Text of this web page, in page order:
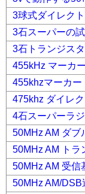
3球式ダイレク
3石スーパーの
3石トランジス
455kHz マーカ
455khzマーカ
475khz ダイレ
4石スーパーラ
50MHz AM ダブ
50MHz AM ト
50MHz AM 受
50MHz AM/